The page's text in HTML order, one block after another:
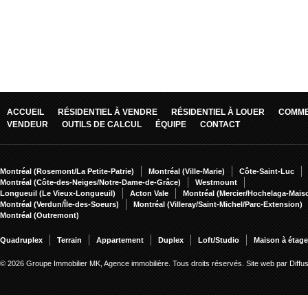
ACCUEIL RÉSIDENTIEL À VENDRE RÉSIDENTIEL À LOUER
VENDEUR
OUTILS DE CALCUL ÉQUIPE CONTACT
Montréal (Rosemont/La Petite-Patrie) Montréal (Ville-Marie)
Côte-Saint-Luc
Montréal (Côte-des-Neiges/Notre-Dame-de-Grâce)
Westmount
Longueuil (Le Vieux-Longueuil)
Acton Vale
Montréal (Mercier/Hochelaga-
Montréal (Verdun/Île-des-Soeurs)
Montréal (Villeray/Saint-Michel/Parc-Extension)
Montréal (Outremont)
Quadruplex Terrain Appartement Duplex Loft/Studio Maison à
© 2026 Groupe Immobilier MK, Agence immobilière. Tous droits réservés. Site web par